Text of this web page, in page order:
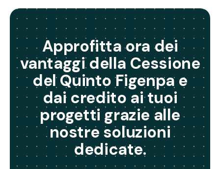
Approfitta ora dei
vantaggi della Cessione
del Quinto Figenpa e
dai credito ai tuoi
progetti grazie alle
nostre soluzioni
dedicate.